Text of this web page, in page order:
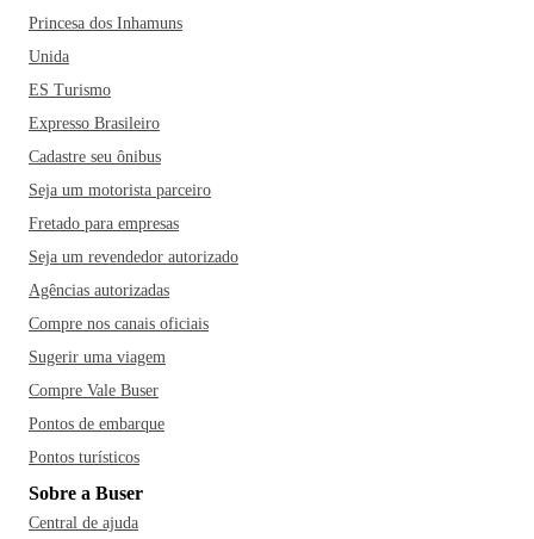
Princesa dos Inhamuns
Unida
ES Turismo
Expresso Brasileiro
Cadastre seu ônibus
Seja um motorista parceiro
Fretado para empresas
Seja um revendedor autorizado
Agências autorizadas
Compre nos canais oficiais
Sugerir uma viagem
Compre Vale Buser
Pontos de embarque
Pontos turísticos
Sobre a Buser
Central de ajuda